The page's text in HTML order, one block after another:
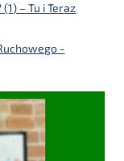
(1) – Tu i Teraz
-